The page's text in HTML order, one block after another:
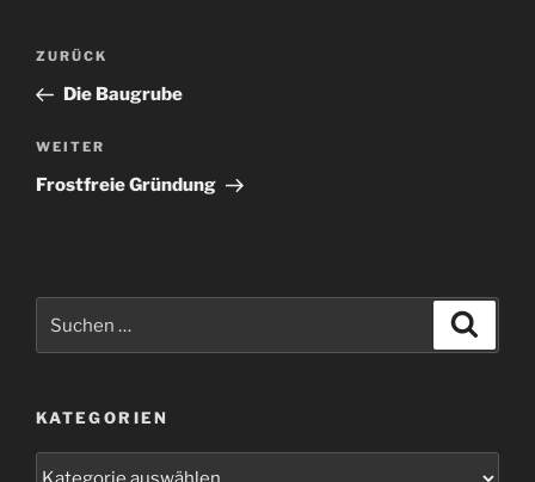
Beitragsnavigation
Vorheriger
Beitrag
ZURÜCK
Die Baugrube
Nächster
Beitrag
WEITER
Frostfreie Gründung
KATEGORIEN